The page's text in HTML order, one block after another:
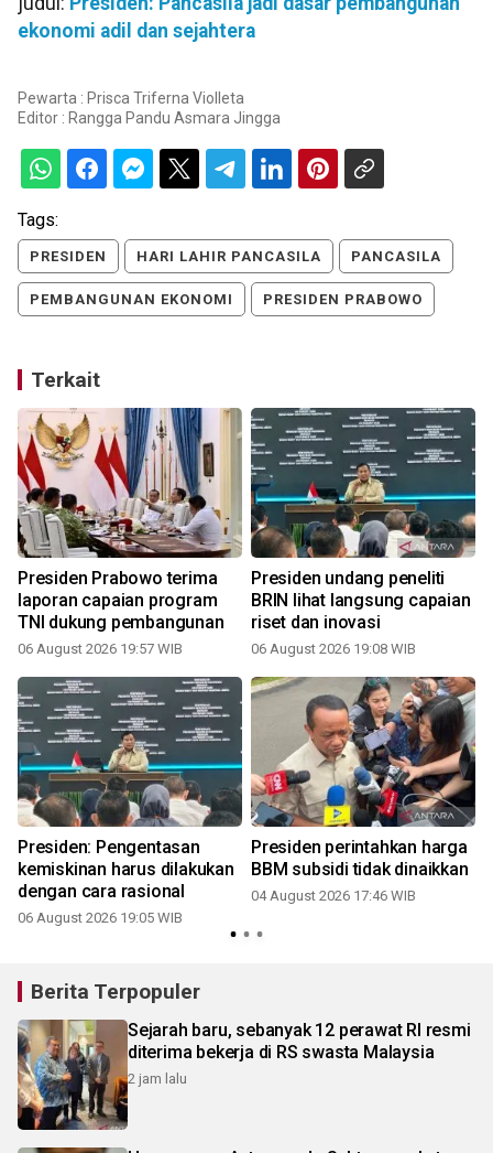
ekonomi adil dan sejahtera
Pewarta : Prisca Triferna Violleta
Editor : Rangga Pandu Asmara Jingga
Tags:
PRESIDEN HARI LAHIR PANCASILA PANCASILA
PEMBANGUNAN EKONOMI PRESIDEN PRABOWO
Terkait
Presiden Prabowo terima
laporan capaian program
TNI dukung pembangunan
06 August 2026 19:57 WIB
Presiden undang peneliti
BRIN lihat langsung capaian
riset dan inovasi
06 August 2026 19:08 WIB
Presiden: Pengentasan
kemiskinan harus dilakukan
dengan cara rasional
06 August 2026 19:05 WIB
Presiden perintahkan harga
BBM subsidi tidak dinaikkan
04 August 2026 17:46 WIB
Berita Terpopuler
Sejarah baru, sebanyak 12 perawat RI resmi
diterima bekerja di RS swasta Malaysia
2 jam lalu